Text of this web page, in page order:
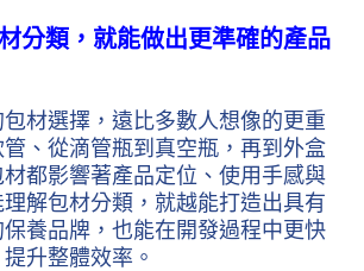
分類，就能做出更準確的產品
材選擇，遠比多數人想像的更重
、從滴管瓶到真空瓶，再到外盒
都影響著產品定位、使用手感與
解包材分類，就越能打造出具有
養品牌，也能在開發過程中更快
升整體效率。